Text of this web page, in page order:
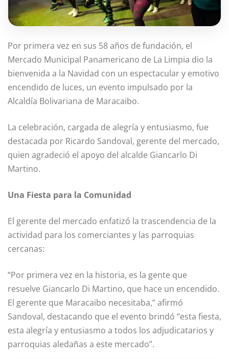
Por primera vez en sus 58 años de fundación, el
Mercado Municipal Panamericano de La Limpia dio la
bienvenida a la Navidad con un espectacular y emotivo
encendido de luces, un evento impulsado por la
Alcaldía Bolivariana de Maracaibo.
La celebración, cargada de alegría y entusiasmo, fue
destacada por Ricardo Sandoval, gerente del mercado,
quien agradeció el apoyo del alcalde Giancarlo Di
Martino.
Una Fiesta para la Comunidad
El gerente del mercado enfatizó la trascendencia de la
actividad para los comerciantes y las parroquias
cercanas:
“Por primera vez en la historia, es la gente que
resuelve Giancarlo Di Martino, que hace un encendido.
El gerente que Maracaibo necesitaba,” afirmó
Sandoval, destacando que el evento brindó “esta fiesta,
esta alegría y entusiasmo a todos los adjudicatarios y
parroquias aledañas a este mercado”.